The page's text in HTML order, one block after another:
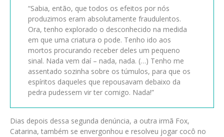
“Sabia, então, que todos os efeitos por nós
produzimos eram absolutamente fraudulentos.
Ora, tenho explorado o desconhecido na medida
em que uma criatura o pode. Tenho ido aos
mortos procurando receber deles um pequeno
sinal. Nada vem daí – nada, nada. (…) Tenho me
assentado sozinha sobre os túmulos, para que os
espíritos daqueles que repousavam debaixo da
pedra pudessem vir ter comigo. Nada!”
Dias depois dessa segunda denúncia, a outra irmã Fox,
Catarina, também se envergonhou e resolveu jogar cocô no